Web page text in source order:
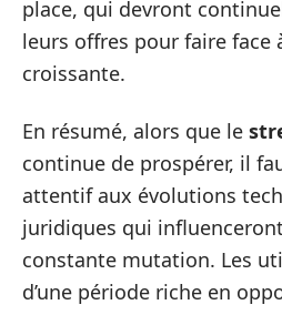
place, qui devront
leurs offres pour faire face
croissante.
En résumé, alors que le
continue de prospérer, il
attentif aux évolutions
juridiques qui
constante mutation. Les
d’une période riche en